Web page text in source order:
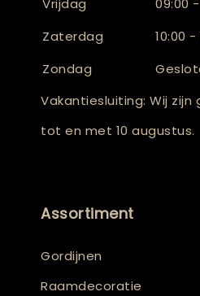
Vrijdag
09:00 -
Zaterdag
10:00 -
Zondag
Vakantiesluiting: Wij zijn
tot en met 10 augustus.
Assortiment
Gordijnen
Raamdecoratie